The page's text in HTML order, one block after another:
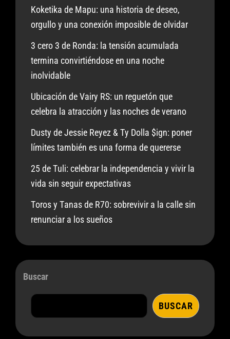
Koketika de Mapu: una historia de deseo,
orgullo y una conexión imposible de olvidar
3 cero 3 de Ronda: la tensión acumulada
termina convirtiéndose en una noche
inolvidable
Ubicación de Vairy RS: un reguetón que
celebra la atracción y las noches de verano
Dusty de Jessie Reyez & Ty Dolla $ign: poner
límites también es una forma de quererse
25 de Tuli: celebrar la independencia y vivir la
vida sin seguir expectativas
Toros y Tanas de R70: sobrevivir a la calle sin
renunciar a los sueños
Buscar
BUSCAR